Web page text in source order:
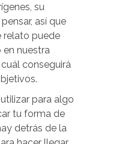
su
así que
relato puede
nuestra
conseguirá
para algo
tu forma de
detrás de la